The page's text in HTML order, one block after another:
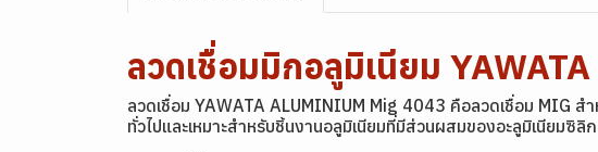
ลวดเชื่อมมิกอลูมิเนียม
ลวดเชื่อม YAWATA ALUMINIUM Mig 4043 คือลวดเชื่อม MIG สำ
ทั่วไปและเหมาะสำหรับชิ้นงานอลูมิเนียมที่มีส่วนผสมของอะลูมิเนียม